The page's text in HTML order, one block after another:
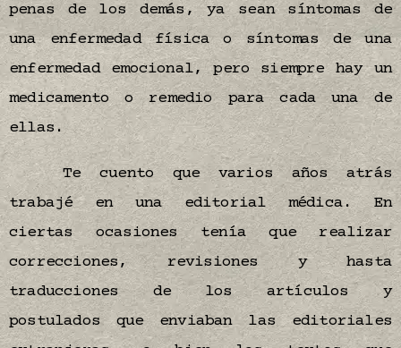
penas de los demás, ya sean síntomas de
una enfermedad física o síntomas de una
enfermedad emocional, pero siempre hay un
medicamento o remedio para cada una de
ellas.
Te cuento que varios años atrás
trabajé en una editorial médica. En
ciertas ocasiones tenía que realizar
correcciones, revisiones y hasta
traducciones de los artículos y
postulados que enviaban las editoriales